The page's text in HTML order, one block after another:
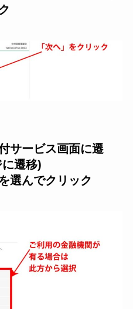
サービス画面に遷
遷移)
選んでクリック